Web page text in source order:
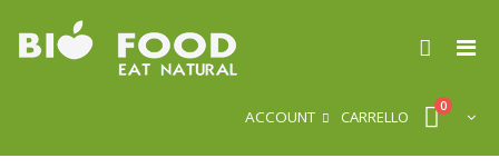
ACCOUNT CARRELLO
0